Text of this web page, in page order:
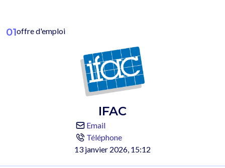
01offre d'emploi
IFAC
Email
Téléphone
13 janvier 2026, 15:12